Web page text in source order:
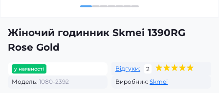
Жіночий годинник Skmei 1390RG
Rose Gold
у наявності Відгуки:
2
Модель: 1080-2392 Виробник: Skmei